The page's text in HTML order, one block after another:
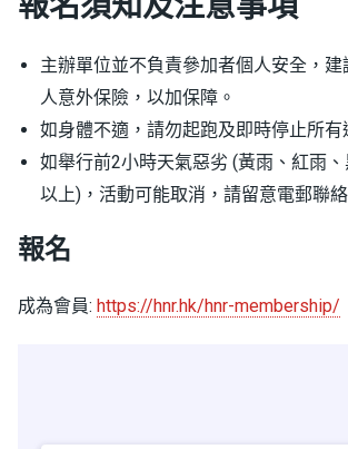
主辦單位並不負責參加者個人安全，建
人意外保險，以加保障。
如身體不適，請勿起跑及即時停止所有
如舉行前2小時天氣惡劣 (黃雨、紅雨
以上)，活動可能取消，請留意電郵聯絡
報名
成為會員: https://hnr.hk/hnr-membership/